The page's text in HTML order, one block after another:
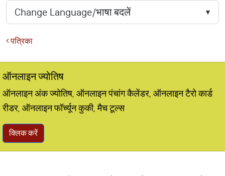
पत्रिका
ऑनलाइन ज्योतिष
ऑनलाइन अंक ज्योतिष, ऑनलाइन पंचांग कैलेंडर, ऑनलाइन टैरो कार्ड
रीडर, ऑनलाइन फॉर्च्यून कुकी, मैच टूल्स
क्लिक करें